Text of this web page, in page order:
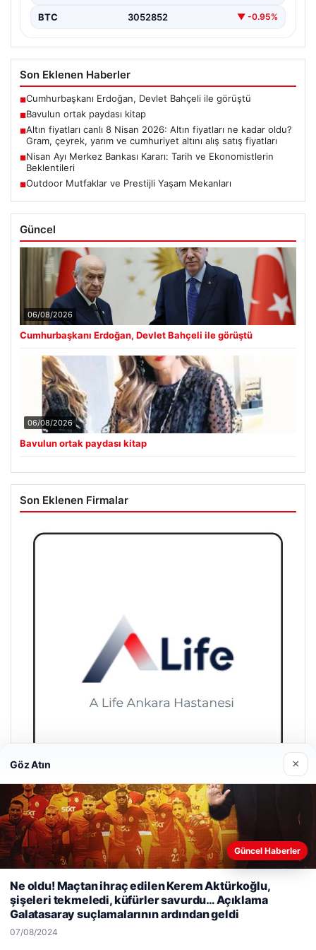
BTC 3052852 ▼ -0.95%
Son Eklenen Haberler
■Cumhurbaşkanı Erdoğan, Devlet Bahçeli ile görüştü
■Bavulun ortak paydası kitap
■Altın fiyatları canlı 8 Nisan 2026: Altın fiyatları ne kadar oldu?
Gram, çeyrek, yarım ve cumhuriyet altını alış satış fiyatları
■Nisan Ayı Merkez Bankası Kararı: Tarih ve Ekonomistlerin
Beklentileri
■Outdoor Mutfaklar ve Prestijli Yaşam Mekanları
Güncel
06/08/2026
Cumhurbaşkanı Erdoğan, Devlet Bahçeli ile görüştü
06/08/2026
Bavulun ortak paydası kitap
Son Eklenen Firmalar
A Life Ankara Hastanesi
27/03/2026
© 2026 Gündem Aktüel – Güncel Haberler
deneyiminizi kişiselleştirmek ve geliştirmek amacıyla çerezler
kullanıyoruz.Çerez Politikamız
Kabul Et
Göz Atın ×
Güncel Haberler
Ne oldu! Maçtan ihraç edilen Kerem Aktürkoğlu,
şişeleri tekmeledi, küfürler savurdu… Açıklama
Galatasaray suçlamalarının ardından geldi
07/08/2024